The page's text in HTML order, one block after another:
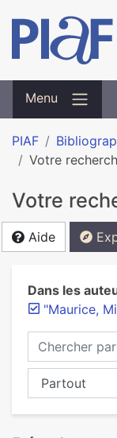
Menu
PIAF
Votre
Votre
Aide
Dans les
"Maurice,
Chercher
Chercher dans...